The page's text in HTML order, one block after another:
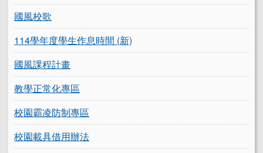
國風校歌
114學年度學生作息時間 (新)
國風課程計畫
教學正常化專區
校園霸凌防制專區
校園載具借用辦法